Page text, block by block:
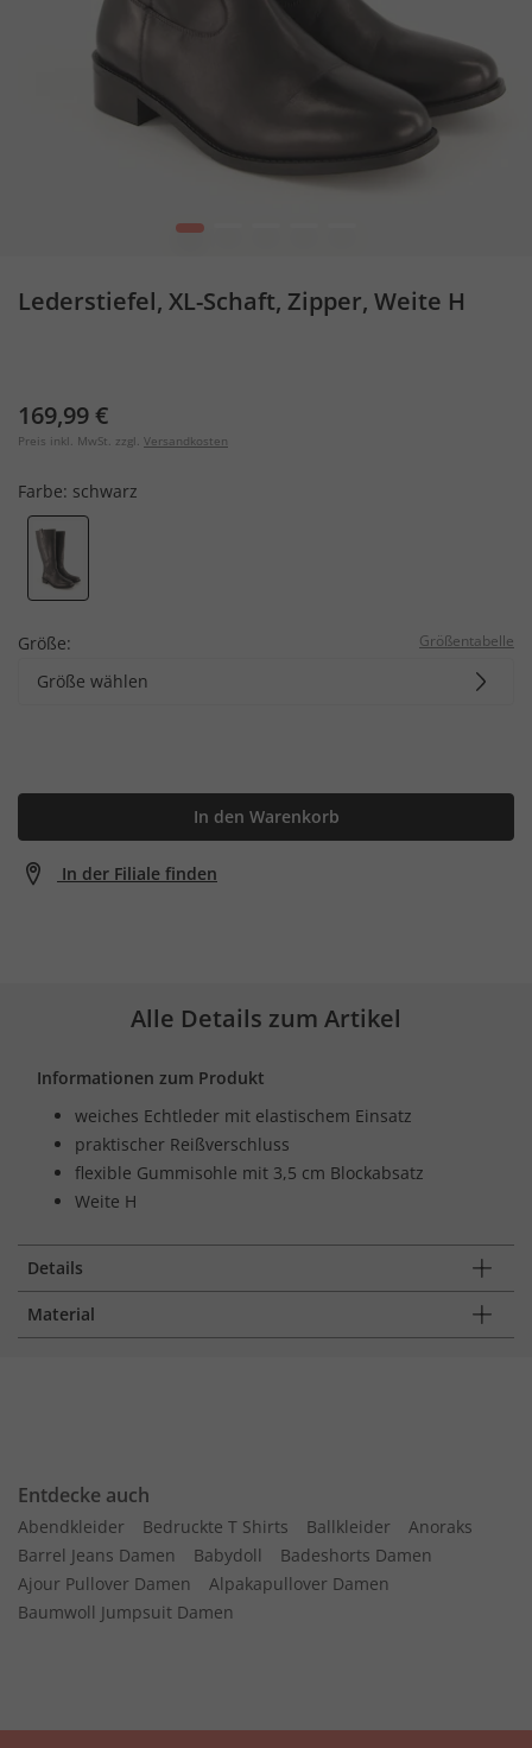
1
Lederstiefel, XL-Schaft, Zipper, Weite H
169,99 €
Preis inkl. MwSt. zzgl. Versandkosten
Farbe: schwarz
Größe: Größentabelle
Größe wählen
In den Warenkorb
In der Filiale finden
Alle Details zum Artikel
Informationen zum Produkt
weiches Echtleder mit elastischem Einsatz
praktischer Reißverschluss
flexible Gummisohle mit 3,5 cm Blockabsatz
Weite H
Details
Material
Entdecke auch
Abendkleider Bedruckte T Shirts Ballkleider
Anoraks
Barrel Jeans Damen
Babydoll
Badeshorts Damen
Ajour Pullover Damen
Alpakapullover Damen
Baumwoll Jumpsuit Damen